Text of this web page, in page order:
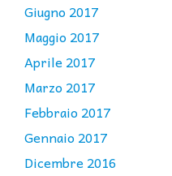
Giugno 2017
Maggio 2017
Aprile 2017
Marzo 2017
Febbraio 2017
Gennaio 2017
Dicembre 2016